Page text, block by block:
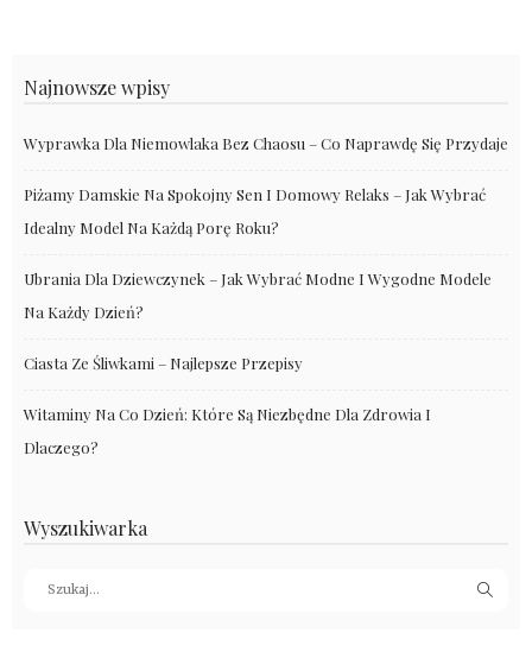
Najnowsze wpisy
Wyprawka Dla Niemowlaka Bez Chaosu – Co Naprawdę Się Przydaje
Piżamy Damskie Na Spokojny Sen I Domowy Relaks – Jak Wybrać
Idealny Model Na Każdą Porę Roku?
Ubrania Dla Dziewczynek – Jak Wybrać Modne I Wygodne Modele
Na Każdy Dzień?
Ciasta Ze Śliwkami – Najlepsze Przepisy
Witaminy Na Co Dzień: Które Są Niezbędne Dla Zdrowia I
Dlaczego?
Wyszukiwarka